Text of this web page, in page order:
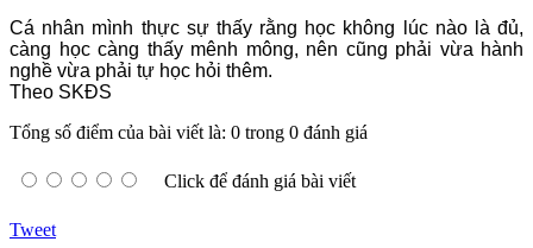
Cá nhân mình thực sự thấy rằng học không lúc nào là đủ,
càng học càng thấy mênh mông, nên cũng phải vừa hành
nghề vừa phải tự học hỏi thêm.
Theo SKĐS
Tổng số điểm của bài viết là: 0 trong 0 đánh giá
Click để đánh giá bài viết
Tweet